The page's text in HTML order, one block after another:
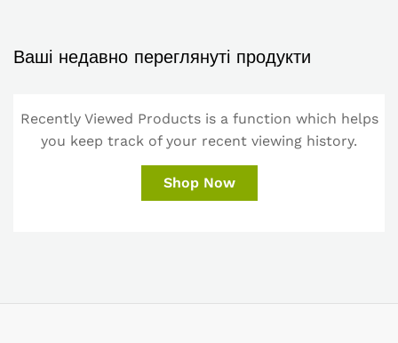
Ваші недавно переглянуті продукти
Recently Viewed Products is a function which helps
you keep track of your recent viewing history.
Shop Now